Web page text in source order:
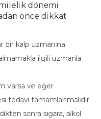
dönemi
önce dikkat
bir kalp uzmanına
ilgili uzmanla
varsa ve eğer
tedavi tamamlanmalıdır.
sonra sigara, alkol